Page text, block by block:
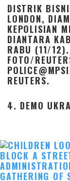
DISTRIK
LONDON,
KEPOLISIAN
DIANTARA
RABU (11/12).
FOTO/
REUTERS.
4. DEMO